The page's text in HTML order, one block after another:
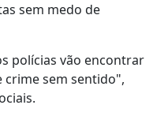
sem medo de
polícias vão encontrar
crime sem sentido",